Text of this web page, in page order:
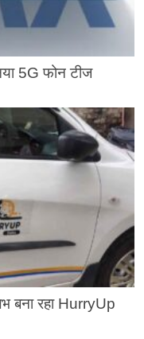
5G फोन टीज
रहा HurryUp